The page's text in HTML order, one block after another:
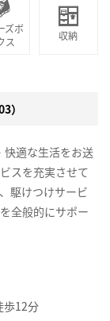
ズボ
ス
収納
）
快適な生活をお送
スを充実させて
駆けつけサービ
全般的にサポー
歩12分